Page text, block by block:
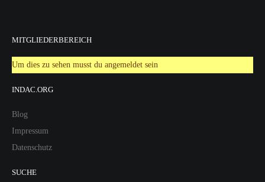
MITGLIEDERBEREICH
Um dies zu sehen musst du angemeldet sein
INDAC.ORG
Blog
Impressum
Datenschutz
SUCHE